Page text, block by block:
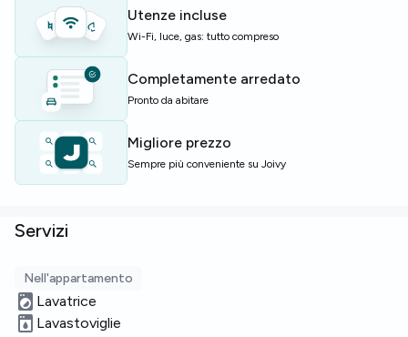
armadietti
per deposito aggiuntivo — soluzioni
pratiche per la vita quotidiana.
Ideale per studenti e giovani professionisti in cerca di una
stanza confortevole e ben attrezzata in uno dei quartieri
più ambiti di Madrid.
Posti limitati — contattaci subito per prenotare.
Utenze incluse
Wi-Fi, luce, gas: tutto compreso
Completamente arredato
Pronto da abitare
Migliore prezzo
Sempre più conveniente su Joivy
Servizi
Nell'appartamento
Lavatrice
Lavastoviglie